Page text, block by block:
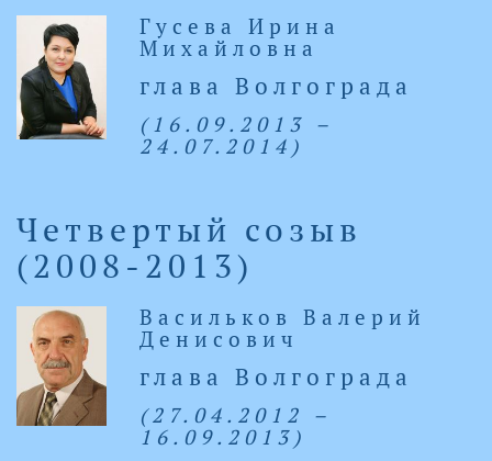
Гусева Ирина
Михайловна
глава Волгограда
(16.09.2013 –
24.07.2014)
Четвертый созыв
(2008-2013)
Васильков Валерий
Денисович
глава Волгограда
(27.04.2012 –
16.09.2013)